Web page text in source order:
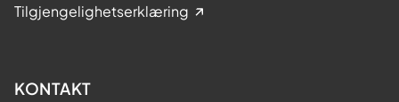
Tilgjengelighetserklæring
KONTAKT